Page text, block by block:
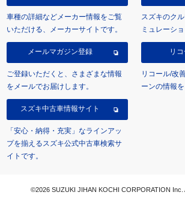
車種の詳細などメーカー情報をご覧
いただける、メーカーサイトです。
スズキのク
ミュレーシ
メールマガジン登録
ご登録いただくと、さまざまな情報
をメールでお届けします。
リ
リコール/改
ーンの情報
スズキ中古車情報サイト
「安心・納得・充実」なラインアッ
プを揃えるスズキ公式中古車検索サ
イトです。
©2026 SUZUKI JIHAN KOCHI CORPORATION Inc.